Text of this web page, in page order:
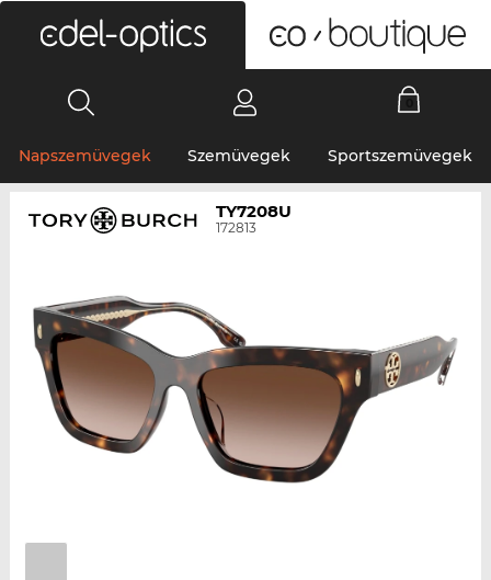
Napszemüvegek Szemüvegek Sportszemüvegek
TY7208U
172813